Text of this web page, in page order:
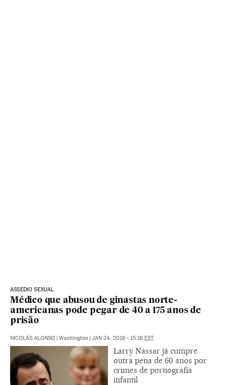
ASSEDIO SEXUAL
Médico que abusou de ginastas norte-
americanas pode pegar de 40 a 175 anos de
prisão
NICOLÁS ALONSO | Washington | JAN 24, 2018 - 15:18 EST
Larry Nassar já cumpre
outra pena de 60 anos por
crimes de pornografia
infantil